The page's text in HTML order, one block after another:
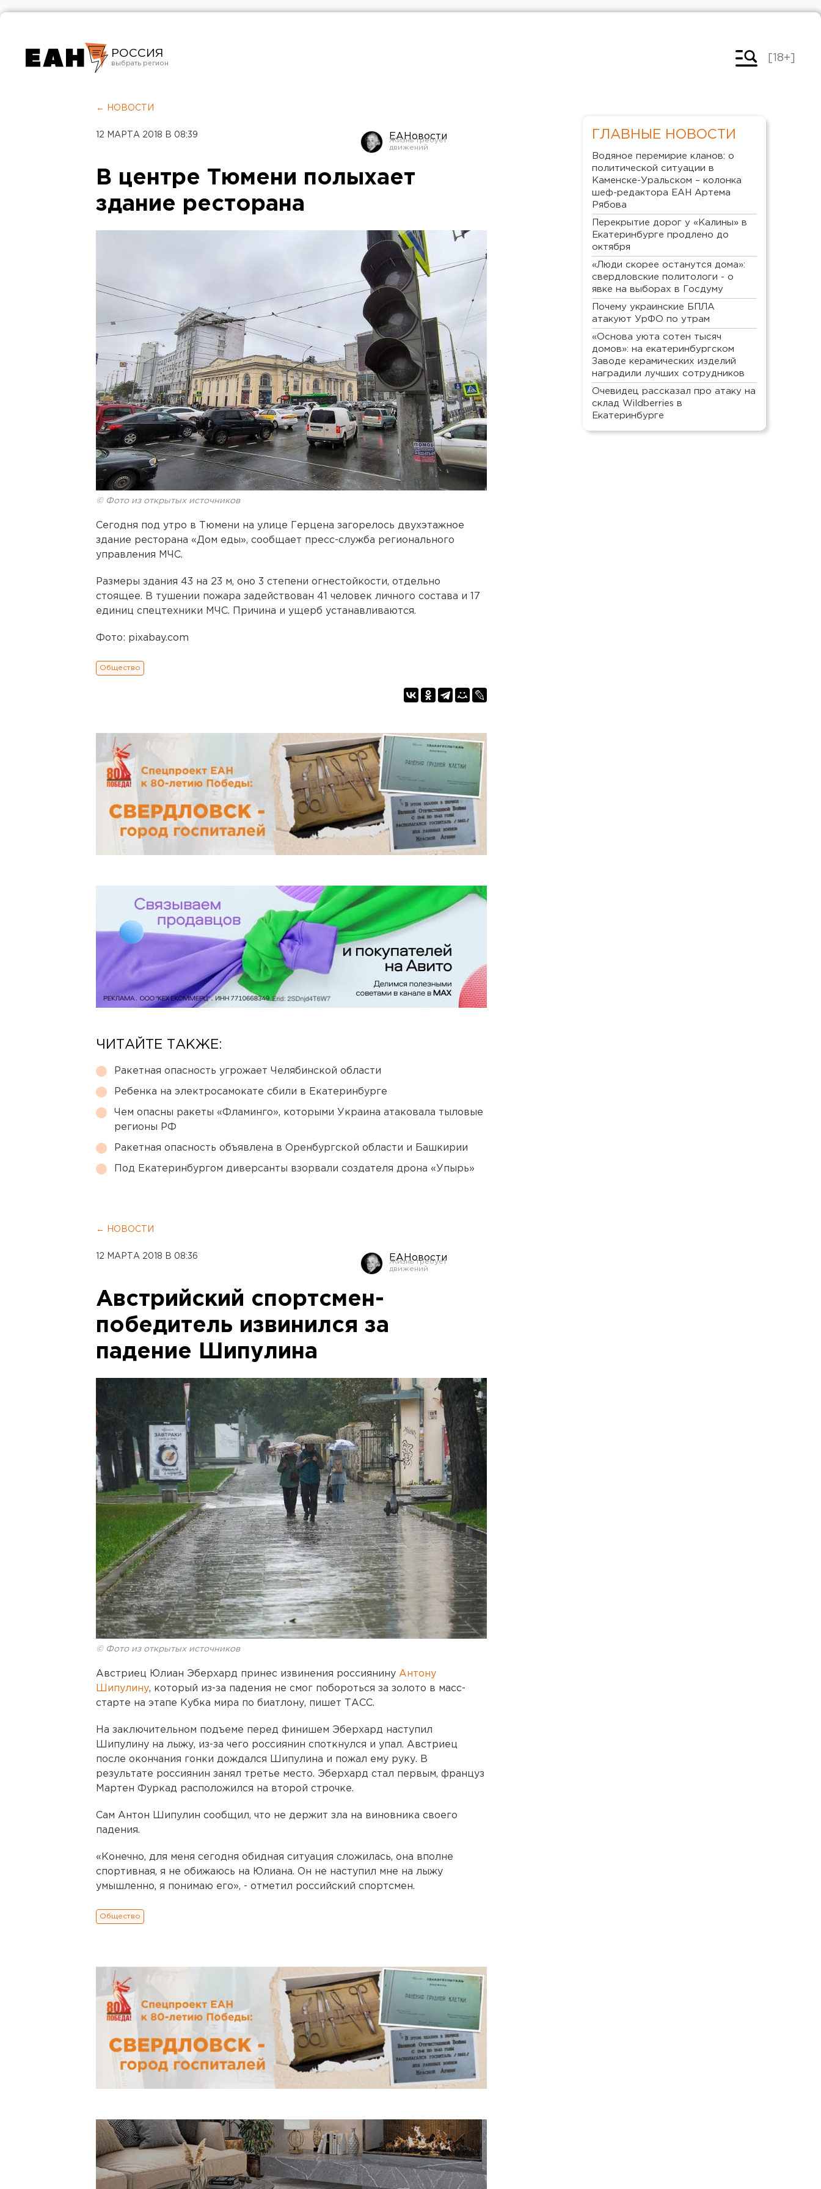
РОССИЯ
Челябинск
[18+]
← НОВОСТИ
12 МАРТА 2018 В 08:39 ЕАНовости
В центре Тюмени полыхает
здание ресторана
© Фото из открытых источников
Сегодня под утро в Тюмени на улице Герцена загорелось двухэтажное
здание ресторана «Дом еды», сообщает пресс-служба регионального
управления МЧС.
Размеры здания 43 на 23 м, оно 3 степени огнестойкости, отдельно
стоящее. В тушении пожара задействован 41 человек личного состава и 17
единиц спецтехники МЧС. Причина и ущерб устанавливаются.
Фото: pixabay.com
Общество
ЧИТАЙТЕ ТАКЖЕ:
Ракетная опасность угрожает Челябинской области
Ребенка на электросамокате сбили в Екатеринбурге
Чем опасны ракеты «Фламинго», которыми Украина атаковала тыловые
регионы РФ
Ракетная опасность объявлена в Оренбургской области и Башкирии
Под Екатеринбургом диверсанты взорвали создателя дрона «Упырь»
← НОВОСТИ
12 МАРТА 2018 В 08:36 ЕАНовости
Австрийский спортсмен-
победитель извинился за
падение Шипулина
© Фото из открытых источников
Австриец Юлиан Эберхард принес извинения россиянину Антону
Шипулину, который из-за падения не смог побороться за золото в масс-
старте на этапе Кубка мира по биатлону, пишет ТАСС.
На заключительном подъеме перед финишем Эберхард наступил
Шипулину на лыжу, из-за чего россиянин споткнулся и упал. Австриец
после окончания гонки дождался Шипулина и пожал ему руку. В
результате россиянин занял третье место. Эберхард стал первым, француз
Мартен Фуркад расположился на второй строчке.
Сам Антон Шипулин сообщил, что не держит зла на виновника своего
падения.
«Конечно, для меня сегодня обидная ситуация сложилась, она вполне
спортивная, я не обижаюсь на Юлиана. Он не наступил мне на лыжу
умышленно, я понимаю его», - отметил российский спортсмен.
Общество
ГЛАВНЫЕ НОВОСТИ
Водяное перемирие кланов: о
политической ситуации в
Каменске-Уральском – колонка
шеф-редактора ЕАН Артема
Рябова
Перекрытие дорог у «Калины» в
Екатеринбурге продлено до
октября
«Люди скорее останутся дома»:
свердловские политологи - о
явке на выборах в Госдуму
Почему украинские БПЛА
атакуют УрФО по утрам
«Основа уюта сотен тысяч
домов»: на екатеринбургском
Заводе керамических изделий
наградили лучших сотрудников
Очевидец рассказал про атаку на
склад Wildberries в
Екатеринбурге